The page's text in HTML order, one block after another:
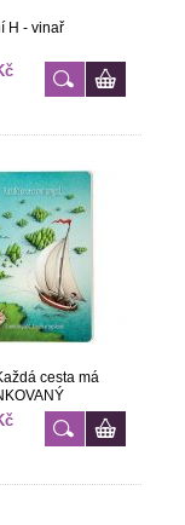
H - vinař
cesta má